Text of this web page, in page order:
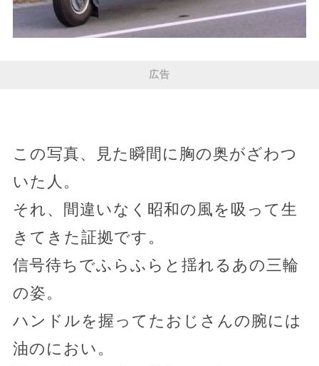
広告
この写真、見た瞬間に胸の奥がざわつ
いた人。
それ、間違いなく昭和の風を吸って生
きてきた証拠です。
信号待ちでふらふらと揺れるあの三輪
の姿。
ハンドルを握ってたおじさんの腕には
油のにおい。